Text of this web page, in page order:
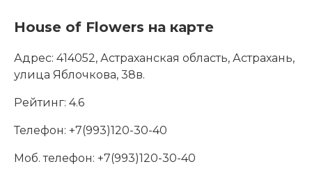
House of Flowers на карте
Адрес: 414052, Астраханская область, Астрахань,
улица Яблочкова, 38в.
Рейтинг: 4.6
Телефон: +7(993)120-30-40
Моб. телефон: +7(993)120-30-40